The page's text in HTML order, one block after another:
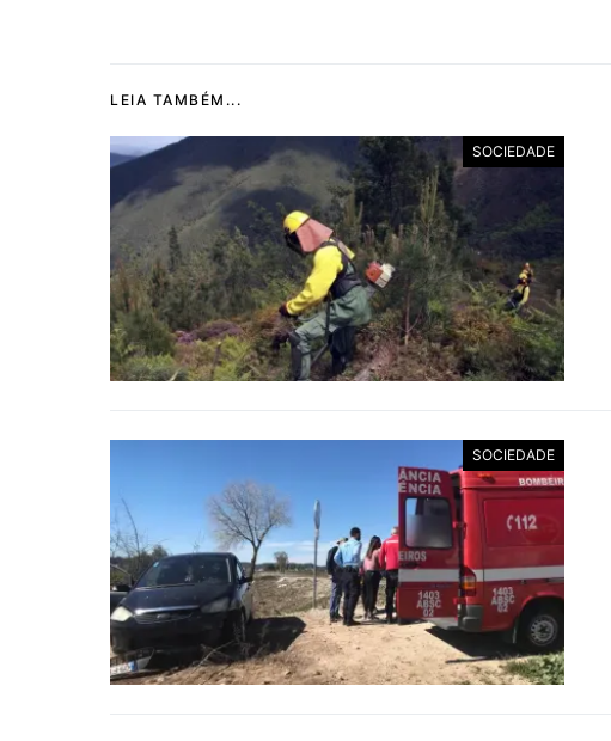
LEIA TAMBÉM...
SOCIEDADE
SOCIEDADE